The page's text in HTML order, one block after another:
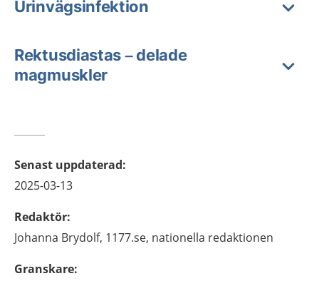
Urinvägsinfektion
Rektusdiastas – delade
magmuskler
Senast uppdaterad:
2025-03-13
Redaktör:
Johanna Brydolf, 1177.se, nationella redaktionen
Granskare: